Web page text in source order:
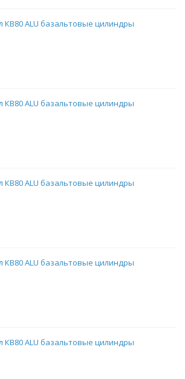
КВ80 ALU базальтовые цилиндры
КВ80 ALU базальтовые цилиндры
КВ80 ALU базальтовые цилиндры
КВ80 ALU базальтовые цилиндры
КВ80 ALU базальтовые цилиндры